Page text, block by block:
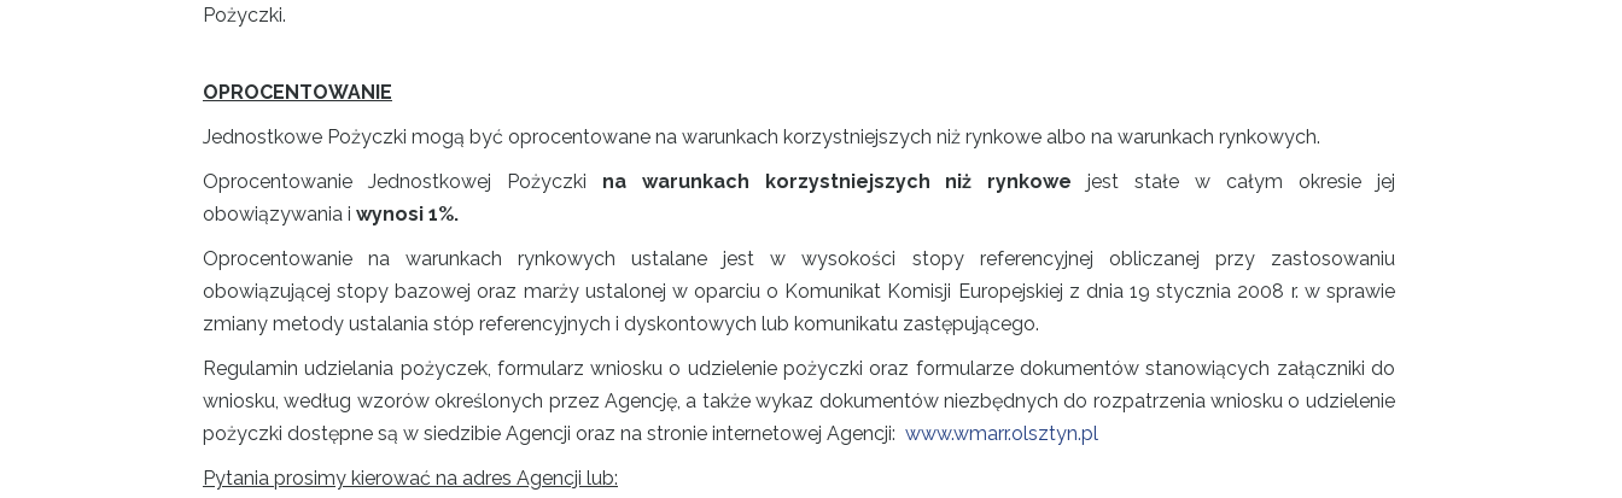
Pożyczki.
OPROCENTOWANIE
Jednostkowe Pożyczki mogą być oprocentowane na warunkach korzystniejszych niż rynkowe albo na warunkach rynkowych.
Oprocentowanie Jednostkowej Pożyczki na warunkach korzystniejszych niż rynkowe jest stałe w całym okresie jej
obowiązywania i wynosi 1%.
Oprocentowanie na warunkach rynkowych ustalane jest w wysokości stopy referencyjnej obliczanej przy zastosowaniu
obowiązującej stopy bazowej oraz marży ustalonej w oparciu o Komunikat Komisji Europejskiej z dnia 19 stycznia 2008 r. w sprawie
zmiany metody ustalania stóp referencyjnych i dyskontowych lub komunikatu zastępującego.
Regulamin udzielania pożyczek, formularz wniosku o udzielenie pożyczki oraz formularze dokumentów stanowiących załączniki do
wniosku, według wzorów określonych przez Agencję, a także wykaz dokumentów niezbędnych do rozpatrzenia wniosku o udzielenie
pożyczki dostępne są w siedzibie Agencji oraz na stronie internetowej Agencji: www.wmarr.olsztyn.pl
Pytania prosimy kierować na adres Agencji lub: